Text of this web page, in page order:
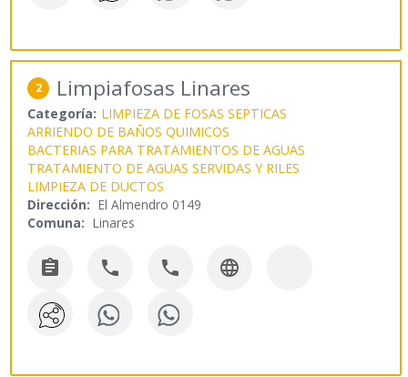
2 Limpiafosas Linares
Categoría: LIMPIEZA DE FOSAS SEPTICAS
ARRIENDO DE BAÑOS QUIMICOS
BACTERIAS PARA TRATAMIENTOS DE AGUAS
TRATAMIENTO DE AGUAS SERVIDAS Y RILES
LIMPIEZA DE DUCTOS
Dirección: El Almendro 0149
Comuna: Linares
   